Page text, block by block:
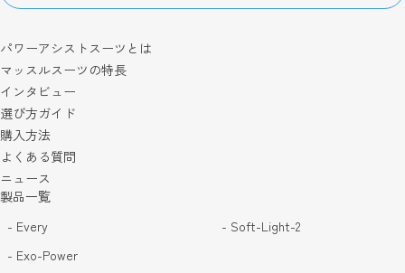
パワーアシストスーツとは
マッスルスーツの特長
インタビュー
選び方ガイド
購入方法
よくある質問
ニュース
製品一覧
- Every
- Exo-Power
- Soft-Light-2